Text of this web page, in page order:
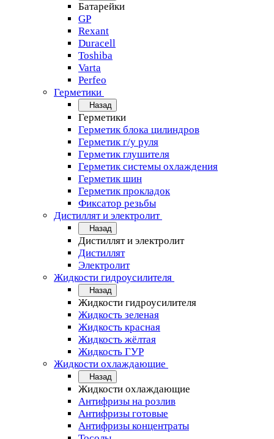
Батарейки
GP
Rexant
Duracell
Toshiba
Varta
Perfeo
Герметики
Назад
Герметики
Герметик блока цилиндров
Герметик г/у руля
Герметик глушителя
Герметик системы охлаждения
Герметик шин
Герметик прокладок
Фиксатор резьбы
Дистиллят и электролит
Назад
Дистиллят и электролит
Дистиллят
Электролит
Жидкости гидроусилителя
Назад
Жидкости гидроусилителя
Жидкость зеленая
Жидкость красная
Жидкость жёлтая
Жидкость ГУР
Жидкости охлаждающие
Назад
Жидкости охлаждающие
Антифризы на розлив
Антифризы готовые
Антифризы концентраты